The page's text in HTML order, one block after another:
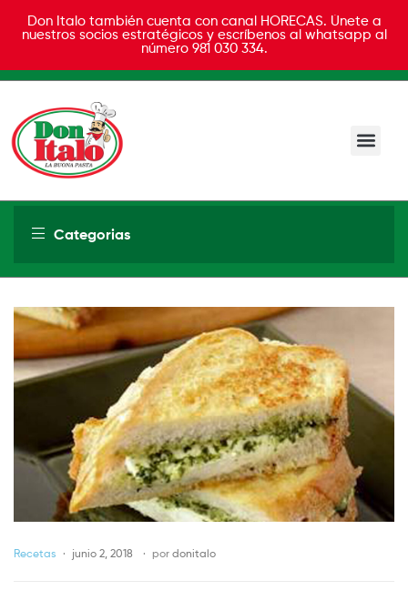
Don Italo también cuenta con canal HORECAS. Únete a
nuestros socios estratégicos y escríbenos al whatsapp al
número 981 030 334.
Don
ItaloCategorias
Recetas junio 2, 2018 por donitalo